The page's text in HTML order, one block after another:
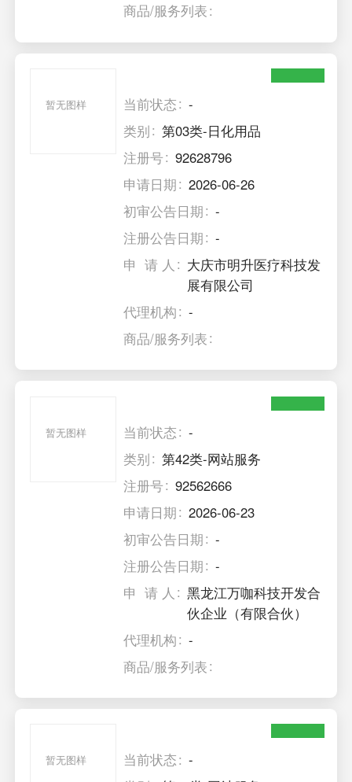
商品/服务列表
暂无图样 当前状态
-
类别
第03类-日化用品
注册号
92628796
申请日期
2026-06-26
初审公告日期
-
注册公告日期
-
申 请 人
大庆市明升医疗科技发
展有限公司
代理机构
-
商品/服务列表
暂无图样 当前状态
-
类别
第42类-网站服务
注册号
92562666
申请日期
2026-06-23
初审公告日期
-
注册公告日期
-
申 请 人
黑龙江万咖科技开发合
伙企业（有限合伙）
代理机构
-
商品/服务列表
暂无图样 当前状态
-